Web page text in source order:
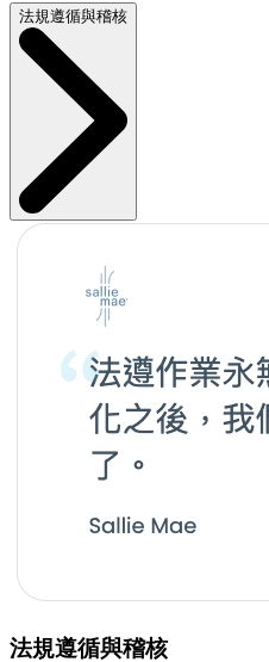
法規遵循與稽核
法規遵循與稽核